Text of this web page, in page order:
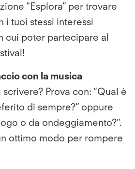
“Esplora” per trovare
i tuoi stessi interessi
cui poter partecipare al
con la musica
Prova con: “Qual è
di sempre?” oppure
o da ondeggiamento?”.
ottimo modo per rompere